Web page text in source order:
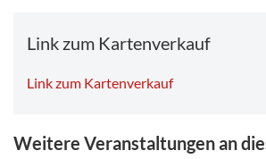
Link zum Kartenverkauf
Link zum Kartenverkauf
Weitere Veranstaltungen an